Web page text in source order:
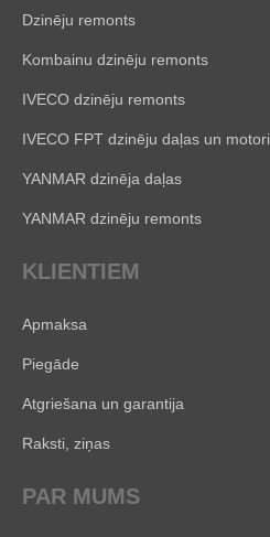
Dzinēju remonts
Kombainu dzinēju remonts
IVECO dzinēju remonts
IVECO FPT dzinēju daļas un motori
YANMAR dzinēja daļas
YANMAR dzinēju remonts
KLIENTIEM
Apmaksa
Piegāde
Atgriešana un garantija
Raksti, ziņas
PAR MUMS